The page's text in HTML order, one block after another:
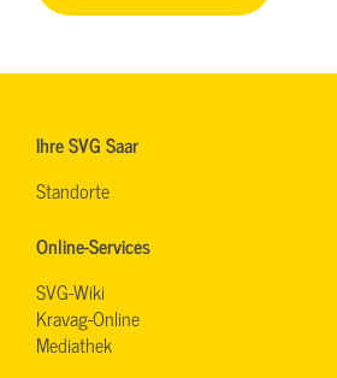
Ihre SVG Saar
Standorte
Online-Services
SVG-Wiki
Kravag-Online
Mediathek